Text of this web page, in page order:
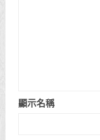
顯示名稱